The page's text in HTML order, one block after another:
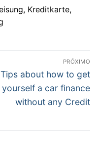
Kreditkarte,
PRÓXIMO
Próximo
post:
Tips about how to get
yourself a car finance
without any Credit